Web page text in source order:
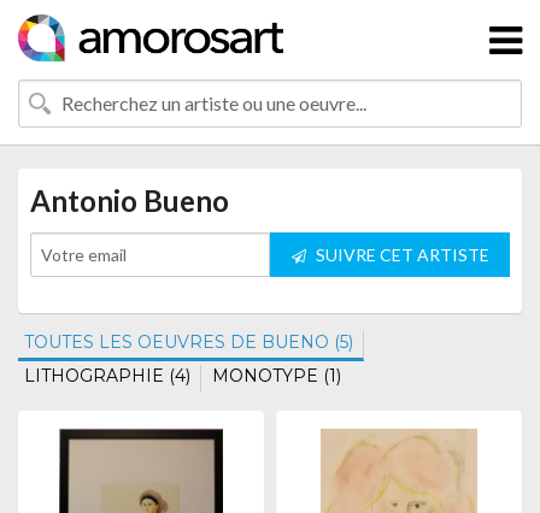
Antonio Bueno
SUIVRE CET ARTISTE
TOUTES LES OEUVRES DE BUENO (5)
LITHOGRAPHIE (4)
MONOTYPE (1)